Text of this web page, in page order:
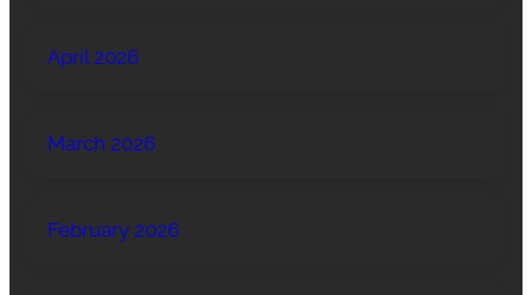
April 2026
March 2026
February 2026